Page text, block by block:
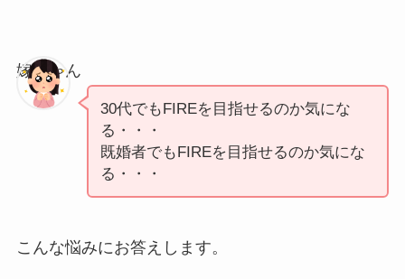
嫁ちゃん
30代でもFIREを目指せるのか気にな
る・・・
既婚者でもFIREを目指せるのか気にな
る・・・
こんな悩みにお答えします。